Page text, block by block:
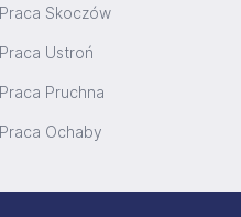
Praca Skoczów
Praca Ustroń
Praca Pruchna
Praca Ochaby